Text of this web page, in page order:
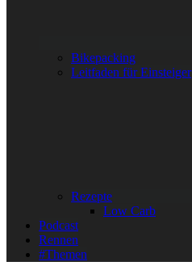
Bikepacking
Leitfaden für Einsteiger
Rezepte
Low Carb
Podcast
Rennen
#Themen